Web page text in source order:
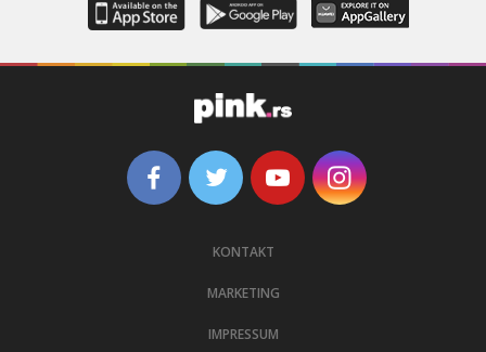
KONTAKT
MARKETING
IMPRESSUM